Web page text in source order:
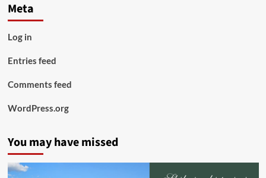
Meta
Log in
Entries feed
Comments feed
WordPress.org
You may have missed